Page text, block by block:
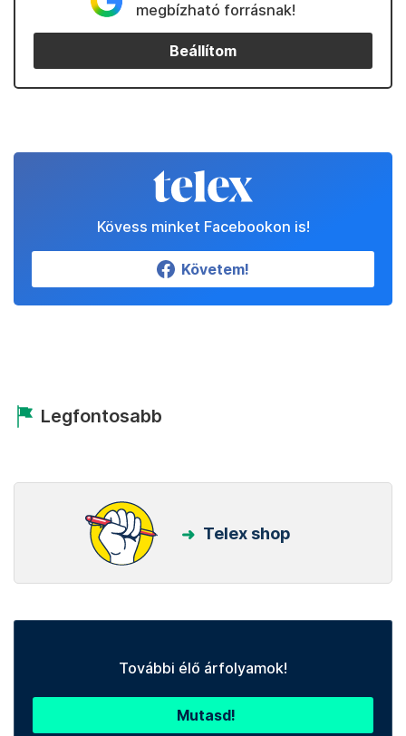
megbízható forrásnak!
Beállítom
Kövess minket Facebookon is!
Követem!
Legfontosabb
Telex shop
További élő árfolyamok!
Mutasd!